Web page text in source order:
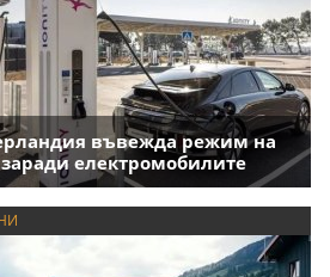
въвежда режим на
заради електромобилите